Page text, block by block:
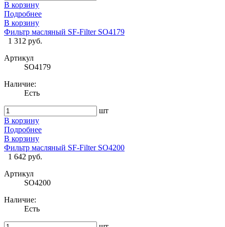
В корзину
Подробнее
В корзину
Фильтр масляный SF-Filter SO4179
1 312 руб.
Артикул
SO4179
Наличие:
Есть
шт
В корзину
Подробнее
В корзину
Фильтр масляный SF-Filter SO4200
1 642 руб.
Артикул
SO4200
Наличие:
Есть